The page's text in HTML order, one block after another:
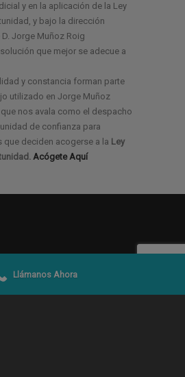
y en la aplicación de la Ley
y bajo la dirección
Jorge Muñoz Roig
que mejor se adecue a
y constancia forman parte
utilizado en Jorge Muñoz
que nos avala como el despacho
de confianza para
que deciden acogerse a la Ley
Acógete Aquí
Llámanos Ahora